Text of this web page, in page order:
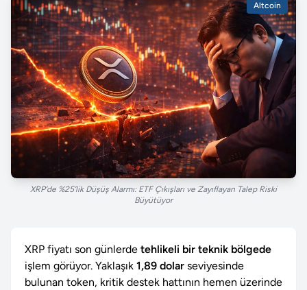
Altcoin
XRP’de %25’lik Düşüş Alarmı: ETF Çıkışları ve Zayıflayan Talep Riski
Büyütüyor
XRP fiyatı son günlerde tehlikeli bir teknik bölgede
işlem görüyor. Yaklaşık 1,89 dolar seviyesinde
bulunan token, kritik destek hattının hemen üzerinde